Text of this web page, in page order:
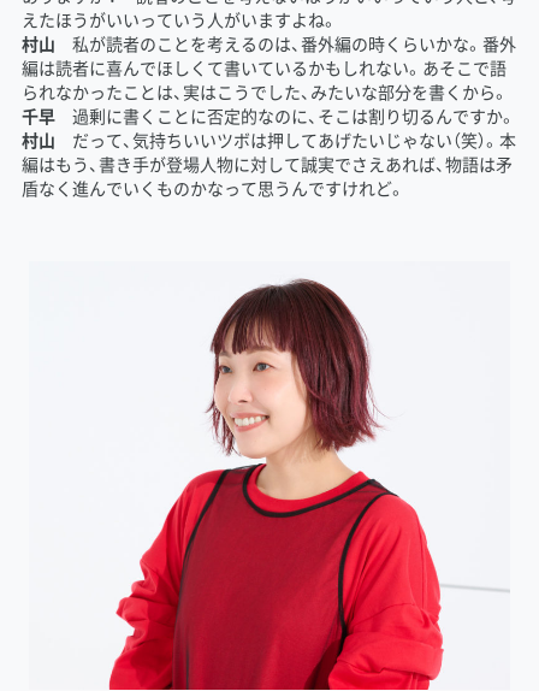
えたほうがいいっていう人がいますよね。
村山 私が読者のことを考えるのは、番外編の時くらいかな。番外
編は読者に喜んでほしくて書いているかもしれない。あそこで語
られなかったことは、実はこうでした、みたいな部分を書くから。
千早過剰に書くことに否定的なのに、そこは割り切るんですか。
村山 だって、気持ちいいツボは押してあげたいじゃない（笑）。本
編はもう、書き手が登場人物に対して誠実でさえあれば、物語は矛
盾なく進んでいくものかなって思うんですけれど。